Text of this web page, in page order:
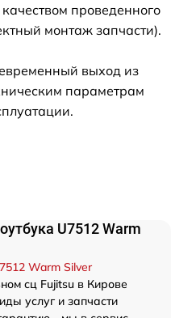
проведенного
монтаж запчасти).
выход из
параметрам
U7512 Warm
Warm Silver
сц Fujitsu в Кирове
услуг и запчасти